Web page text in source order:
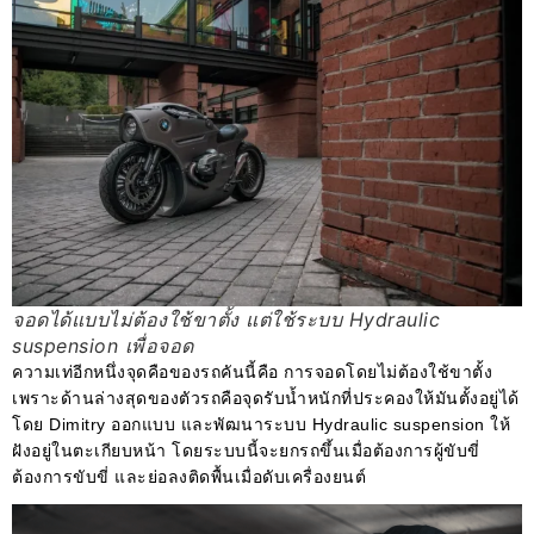
จอดได้แบบไม่ต้องใช้ขาตั้ง แต่ใช้ระบบ Hydraulic
suspension เพื่อจอด
ความเท่อีกหนึ่งจุดคือของรถคันนี้คือ การจอดโดยไม่ต้องใช้ขาตั้ง
เพราะด้านล่างสุดของตัวรถคือจุดรับน้ำหนักที่ประคองให้มันตั้งอยู่ได้
โดย Dimitry ออกแบบ และพัฒนาระบบ Hydraulic suspension ให้
ฝังอยู่ในตะเกียบหน้า โดยระบบนี้จะยกรถขึ้นเมื่อต้องการผู้ขับขี่
ต้องการขับขี่ และย่อลงติดพื้นเมื่อดับเครื่องยนต์